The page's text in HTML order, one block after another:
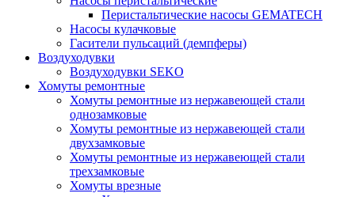
Перистальтические насосы GEMATECH
Насосы кулачковые
Гасители пульсаций (демпферы)
Воздуходувки
Воздуходувки SEKO
Хомуты ремонтные
Хомуты ремонтные из нержавеющей стали
однозамковые
Хомуты ремонтные из нержавеющей стали
двухзамковые
Хомуты ремонтные из нержавеющей стали
трехзамковые
Хомуты врезные